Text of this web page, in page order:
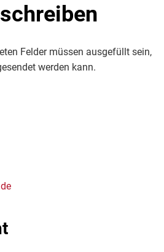
Felder müssen ausgefüllt sein,
werden kann.